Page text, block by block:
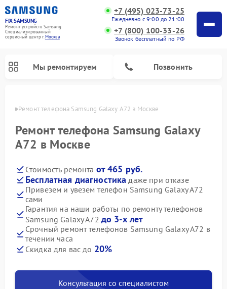
FIX-SAMSUNG
Ремонт устройств Samsung
Специализированный
cервисный центр г.Москва
+7 (495) 023-73-25
Ежедневно с 9:00 до 21:00
+7 (800) 100-33-26
Звонок бесплатный по РФ
Мы ремонтируем Позвонить
Ремонт телефона Samsung Galaxy A72 в Москве
Ремонт телефона Samsung Galaxy
A72 в Москве
Стоимость ремонта от 465 руб.
Бесплатная диагностика даже при отказе
Привезем и увезем телефон Samsung Galaxy A72
сами
Гарантия на наши работы по ремонту телефонов
Samsung Galaxy A72 до 3-х лет
Срочный ремонт телефонов Samsung Galaxy A72 в
течении часа
Скидка для вас до 20%
Консультация со специалистом